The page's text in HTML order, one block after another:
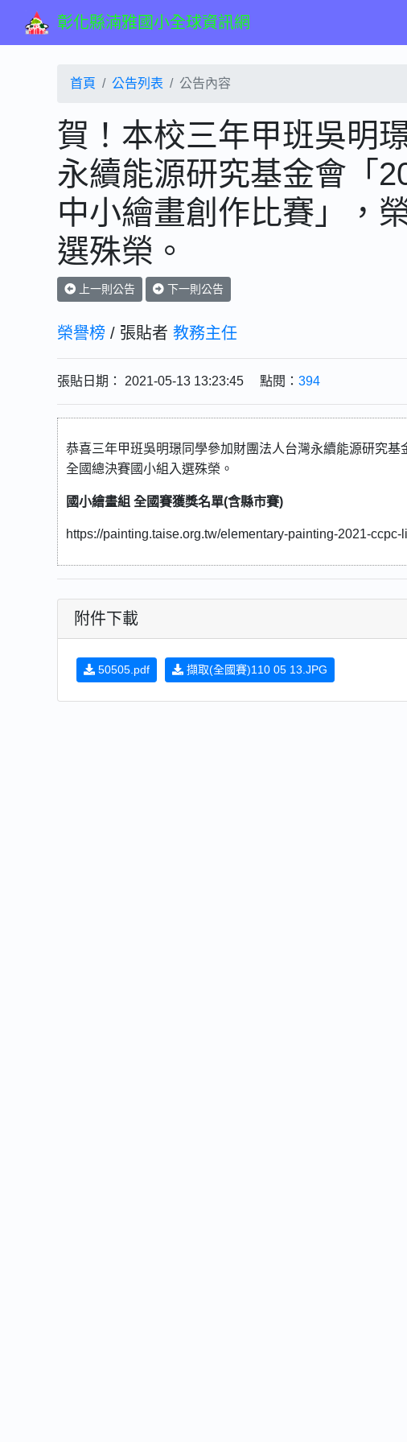
彰化縣湳雅國小全球資訊網
首頁 公告列表 公告內容
賀！本校三年甲班吳明
永續能源研究基金會「
中小繪畫創作比賽」，
選殊榮。
上一則公告 下一則公告
榮譽榜 / 張貼者 教務主任
張貼日期： 2021-05-13 13:23:45 點閱： 394
恭喜三年甲班吳明璟同學參加財團法人台灣永續能源研究基
全國總決賽國小組入選殊榮。
國小繪畫組 全國賽獲獎名單(含縣市賽)
https://painting.taise.org.tw/elementary-painting-2021-ccpc-
附件下載
50505.pdf 擷取(全國賽)110 05 13.JPG